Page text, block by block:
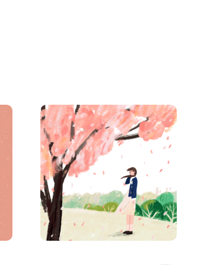
CHERRY BLOSSOM